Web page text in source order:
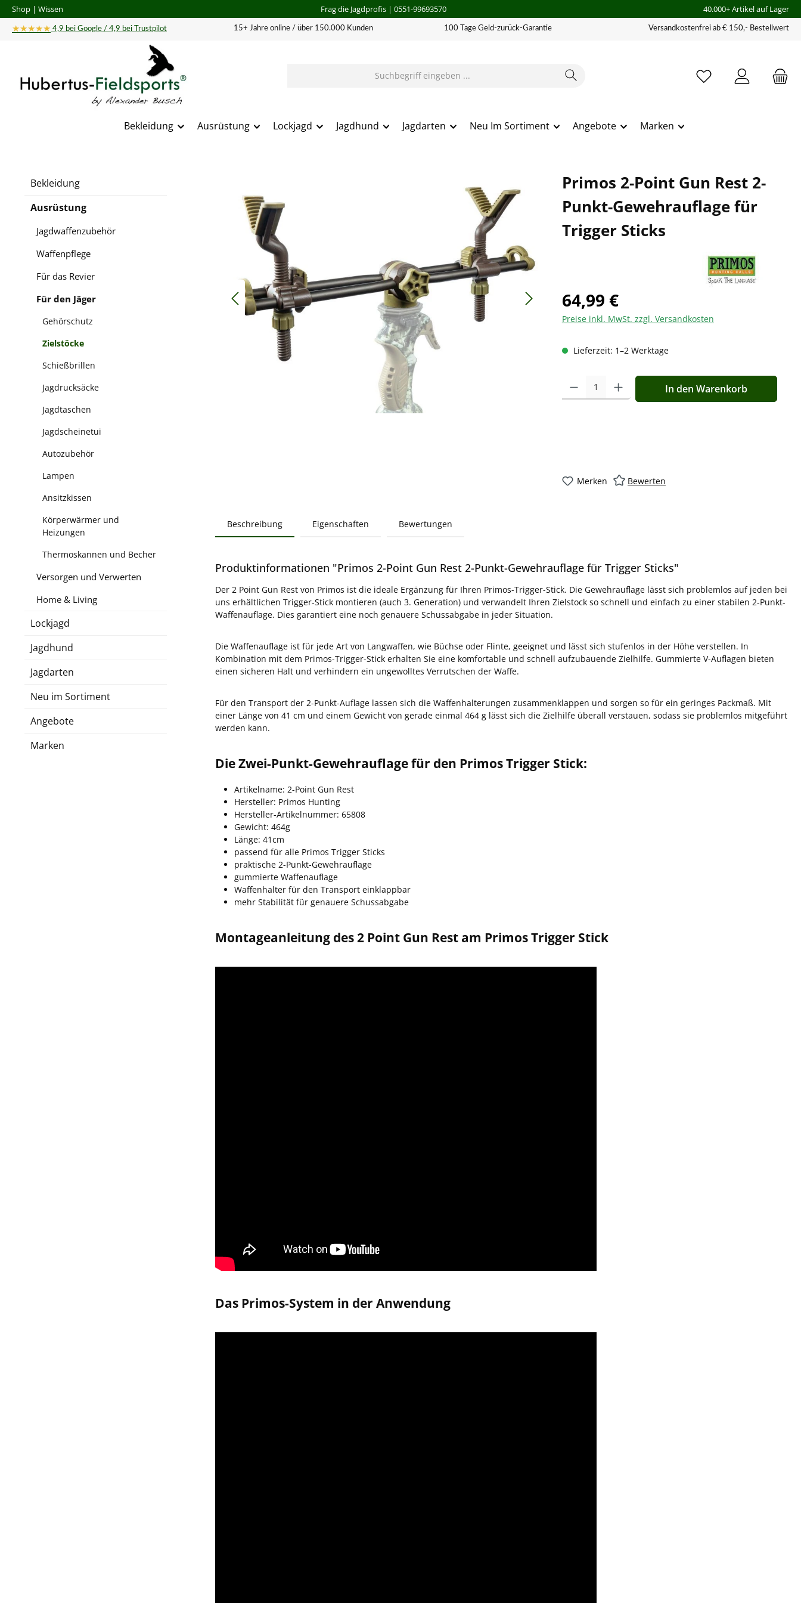
Hauptinhalt springen
Zur Suche springen
Zur Hauptnavigation springen
Shop | Wissen Frag die Jagdprofis| 0551-99693570 40.000+ Artikel auf Lager
★★★★★ 4,9 bei Google / 4,9 bei Trustpilot 15+ Jahre online / über 150.000 Kunden 100 Tage Geld-zurück-Garantie Versandkostenfrei ab € 150,- Bestellwert
Bekleidung Ausrüstung Lockjagd Jagdhund Jagdarten Neu Im Sortiment Angebote Marken
Bekleidung
Ausrüstung
Jagdwaffenzubehör
Waffenpflege
Für das Revier
Für den Jäger
Gehörschutz
Zielstöcke
Schießbrillen
Jagdrucksäcke
Jagdtaschen
Jagdscheinetui
Autozubehör
Lampen
Ansitzkissen
Körperwärmer und
Heizungen
Thermoskannen und Becher
Versorgen und Verwerten
Home & Living
Lockjagd
Jagdhund
Jagdarten
Neu im Sortiment
Angebote
Marken
Primos 2-Point Gun Rest 2-
Punkt-Gewehrauflage für
Trigger Sticks
64,99 €
Preise inkl. MwSt. zzgl. Versandkosten
Lieferzeit: 1–2 Werktage
Produkt Anzahl: Gib den gewünschten Wert ein oder
In den Warenkorb
Merken Bewerten
Beschreibung Eigenschaften Bewertungen
Produktinformationen "Primos 2-Point Gun Rest 2-Punkt-Gewehrauflage für Trigger Sticks"
Der 2 Point Gun Rest von Primos ist die ideale Ergänzung für Ihren Primos-Trigger-Stick. Die Gewehrauflage lässt sich problemlos auf jeden bei
uns erhältlichen Trigger-Stick montieren (auch 3. Generation) und verwandelt Ihren Zielstock so schnell und einfach zu einer stabilen 2-Punkt-
Waffenauflage. Dies garantiert eine noch genauere Schussabgabe in jeder Situation.
Die Waffenauflage ist für jede Art von Langwaffen, wie Büchse oder Flinte, geeignet und lässt sich stufenlos in der Höhe verstellen. In
Kombination mit dem Primos-Trigger-Stick erhalten Sie eine komfortable und schnell aufzubauende Zielhilfe. Gummierte V-Auflagen bieten
einen sicheren Halt und verhindern ein ungewolltes Verrutschen der Waffe.
Für den Transport der 2-Punkt-Auflage lassen sich die Waffenhalterungen zusammenklappen und sorgen so für ein geringes Packmaß. Mit
einer Länge von 41 cm und einem Gewicht von gerade einmal 464 g lässt sich die Zielhilfe überall verstauen, sodass sie problemlos mitgeführt
werden kann.
Die Zwei-Punkt-Gewehrauflage für den Primos Trigger Stick:
Artikelname: 2-Point Gun Rest
Hersteller: Primos Hunting
Hersteller-Artikelnummer: 65808
Gewicht: 464g
Länge: 41cm
passend für alle Primos Trigger Sticks
praktische 2-Punkt-Gewehrauflage
gummierte Waffenauflage
Waffenhalter für den Transport einklappbar
mehr Stabilität für genauere Schussabgabe
Montageanleitung des 2 Point Gun Rest am Primos Trigger Stick
Das Primos-System in der Anwendung